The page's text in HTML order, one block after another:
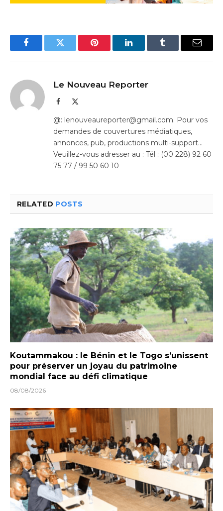
FacebookTwitter Pinterest LinkedInTumblr Email
Le Nouveau Reporter
Facebook
@: lenouveaureporter@gmail.com. Pour vos
demandes de couvertures médiatiques,
annonces, pub, productions multi-support…
Veuillez-vous adresser au : Tél : (00 228) 92 60
75 77 / 99 50 60 10
RELATED POSTS
Koutammakou : le Bénin et le Togo s’unissent
pour préserver un joyau du patrimoine
mondial face au défi climatique
08/08/2026